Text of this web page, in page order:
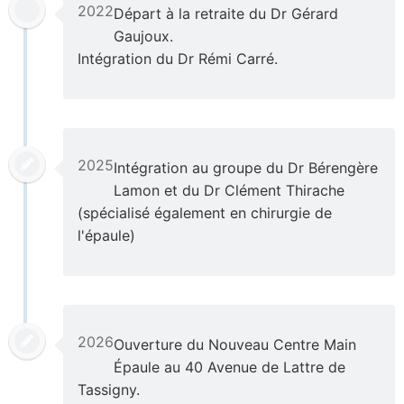
2022Départ à la retraite du Dr Gérard
Gaujoux.
Intégration du Dr Rémi Carré.
2025Intégration au groupe du Dr Bérengère
Lamon et du Dr Clément Thirache
(spécialisé également en chirurgie de
l'épaule)
2026Ouverture du Nouveau Centre Main
Épaule au 40 Avenue de Lattre de
Tassigny.